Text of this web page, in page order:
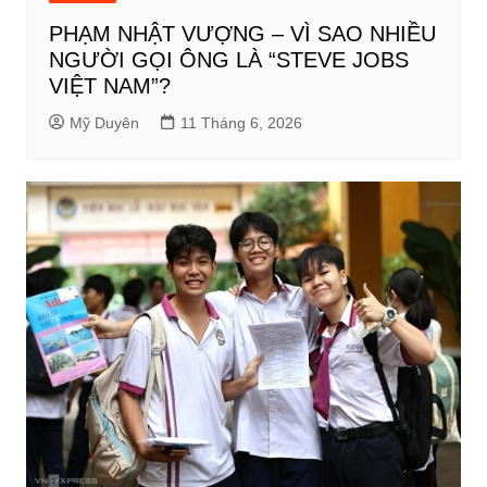
PHẠM NHẬT VƯỢNG – VÌ SAO NHIỀU
NGƯỜI GỌI ÔNG LÀ “STEVE JOBS
VIỆT NAM”?
Mỹ Duyên 11 Tháng 6, 2026